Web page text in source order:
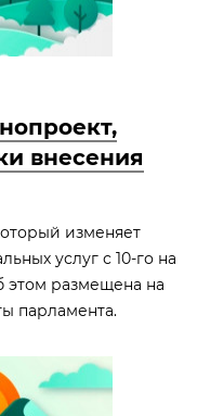
внесения
изменяет
услуг с 10-го на
этом размещена на
парламента.